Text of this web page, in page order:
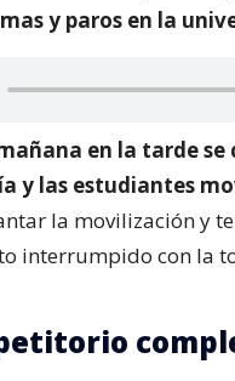
y paros en la
en la tarde
y las estudiantes
la movilización y
interrumpido con la